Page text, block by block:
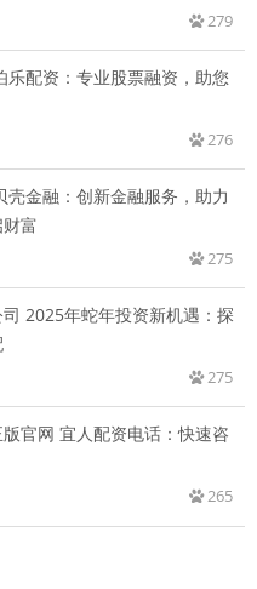
279
乐配资：专业股票融资，助您
276
壳金融：创新金融服务，助力
富
275
2025年蛇年投资新机遇：探
275
官网 宜人配资电话：快速咨
265